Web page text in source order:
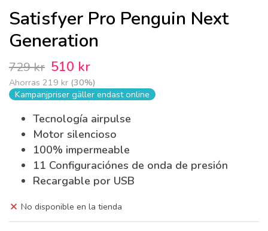
Satisfyer Pro Penguin Next
Generation
729 kr 510 kr
Ahorras 219 kr (30%)
Kampanjpriser gäller endast online
Tecnología airpulse
Motor silencioso
100% impermeable
11 Configuraciónes de onda de presión
Recargable por USB
No disponible en la tienda